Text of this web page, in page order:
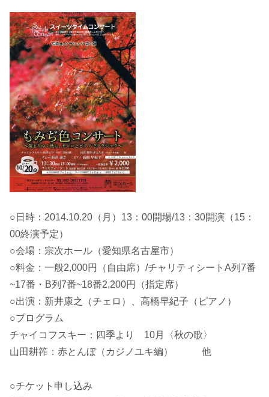
○日時：2014.10.20（月）13：00開場/13：30開演（15：
00終演予定）
○会場：宗次ホール（愛知県名古屋市）
○料金：一般2,000円（自由席）/チャリティシートA列7番
~17番・B列7番~18番2,200円（指定席）
○出演：新井康之（チェロ）、高橋早紀子（ピアノ）
○プログラム
チャイコフスキー：四季より 10月〈秋の歌〉
山田耕筰：赤とんぼ（カジノユキ編） 他
○チケット申し込み